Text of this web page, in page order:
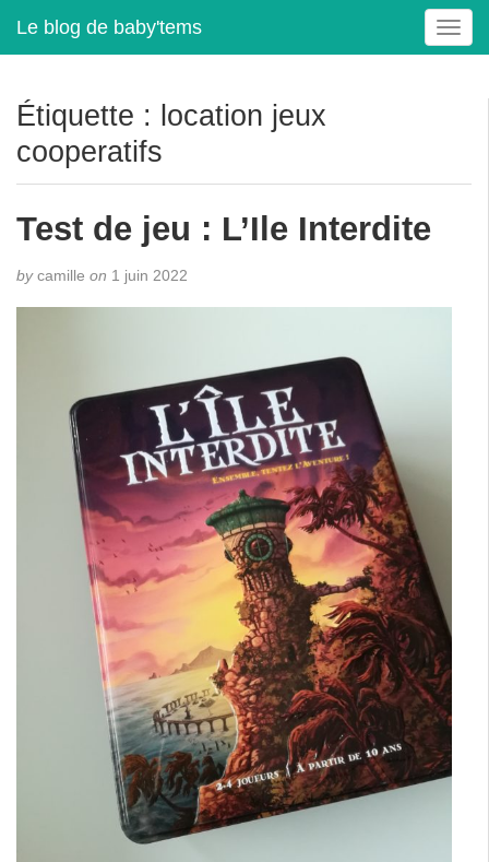
Le blog de baby'tems
T
o
Étiquette : location jeux
cooperatifs
Test de jeu : L’Ile Interdite
bycamille on 1 juin 2022